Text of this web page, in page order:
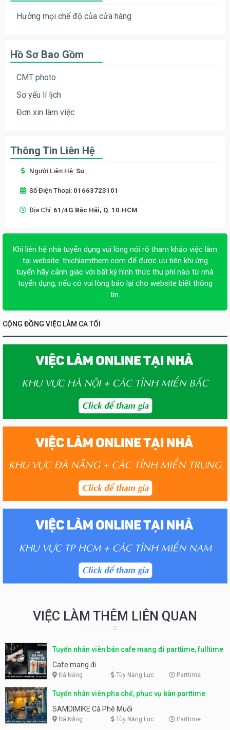
Hưởng mọi chế độ của cửa hàng
Hồ Sơ Bao Gồm
CMT photo
Sơ yếu lí lịch
Đơn xin làm việc
Thông Tin Liên Hệ
Người Liên Hệ: Su
Số Điện Thoại: 01663723101
Địa Chỉ: 61/4G Bắc Hải, Q. 10.HCM
Khi liên hệ nhà tuyển dụng vui lòng nói rõ tham khảo việc làm
tại website: thichlamthem.com để được ưu tiên khi ứng
tuyển hãy cảnh giác với bất kỳ hình thức thu phí nào từ nhà
tuyển dụng, nếu có vui lòng báo lại cho website biết thông
tin.
CỘNG ĐỒNG VIỆC LÀM CA TỐI
VIỆC LÀM THÊM LIÊN QUAN
Tuyển nhân viên bán cafe mang đi parttime, fulltime
Cafe mang đi
Đà Nẵng Tùy Năng Lực Parttime
Tuyển nhân viên pha chế, phục vụ bàn parttime
SAMDIMIKE Cà Phê Muối
Đà Nẵng Tùy Năng Lực Parttime